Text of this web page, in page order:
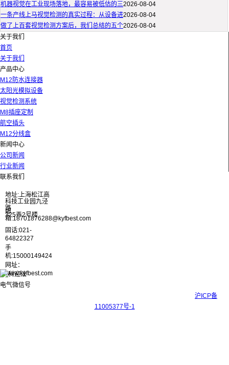
机器视觉在工业现场落地，最容易被低估的三2026-08-04
一条产线上马视觉检测的真实过程：从设备进2026-08-04
做了上百套视觉检测方案后，我们总结的五个2026-08-04
关于我们
首页
关于我们
产品中心
M12防水连接器
太阳光模拟设备
视觉检测系统
M8插座定制
航空插头
M12分线盒
新闻中心
公司新闻
行业新闻
联系我们
地址:上海松江高
科技工业园九泾
路
325弄2号楼
邮
箱:18701876288@kyfbest.com
固话:021-
64822327
手
机:15000149424
网址：
www.kyfbest.com
沪ICP备
11005377号-1